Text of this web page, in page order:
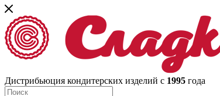
Дистрибьюция кондитерских изделий с 1995 года